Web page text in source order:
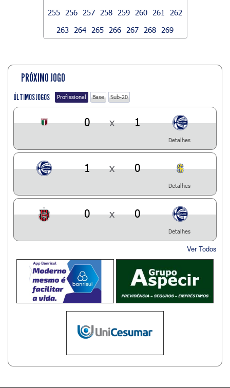
255
256 257 258 259 260 261
262
263
264 265 266 267 268 269
PRÓXIMO JOGO
ÚLTIMOS JOGOS Profissional Base Sub-20
0 x 1
Detalhes
1 x 0
Detalhes
0 x 0
Detalhes
Ver Todos